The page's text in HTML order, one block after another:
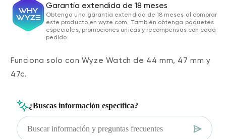
Garantía extendida de 18 meses
Obtenga una garantía extendida de 18 meses al comprar
este producto en wyze.com. También obtenga paquetes
especiales, promociones únicas y recompensas con cada
pedido
Funciona solo con Wyze Watch de 44 mm, 47 mm y
47c.